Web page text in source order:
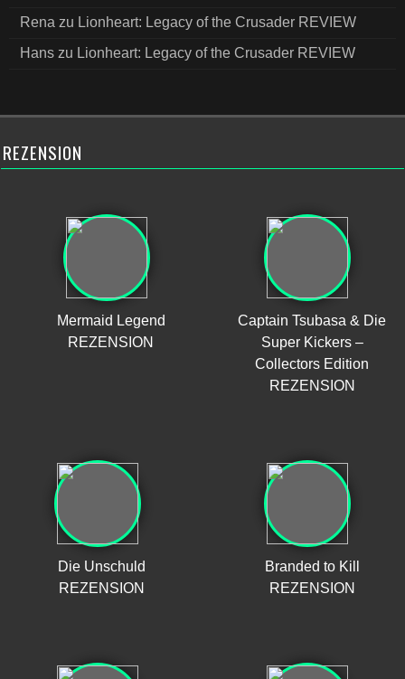
Rena zu Lionheart: Legacy of the Crusader REVIEW
Hans zu Lionheart: Legacy of the Crusader REVIEW
REZENSION
Mermaid Legend
REZENSION
Captain Tsubasa & Die
Super Kickers –
Collectors Edition
REZENSION
Die Unschuld
REZENSION
Branded to Kill
REZENSION